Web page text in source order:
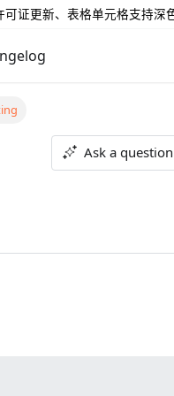
可证更新、表格单元格支持深
Ask a question